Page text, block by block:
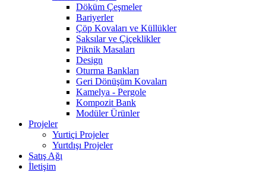
Döküm Çeşmeler
Bariyerler
Çöp Kovaları ve Küllükler
Saksılar ve Çiçeklikler
Piknik Masaları
Design
Oturma Bankları
Geri Dönüşüm Kovaları
Kamelya - Pergole
Kompozit Bank
Modüler Ürünler
Projeler
Yurtiçi Projeler
Yurtdışı Projeler
Satış Ağı
İletişim